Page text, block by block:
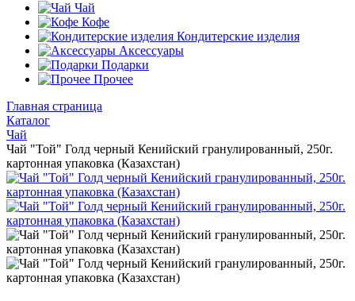
Чай
Кофе
Кондитерские изделия
Аксессуары
Подарки
Прочее
Главная страница
Каталог
Чай
Чай "Той" Голд черный Кенийский гранулированный, 250г.
картонная упаковка (Казахстан)